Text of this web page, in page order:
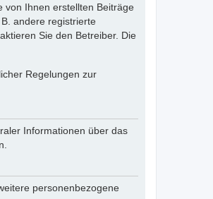
von Ihnen erstellten Beiträge
andere registrierte
Sie den Betreiber. Die
Regelungen zur
Informationen über das
personenbezogene